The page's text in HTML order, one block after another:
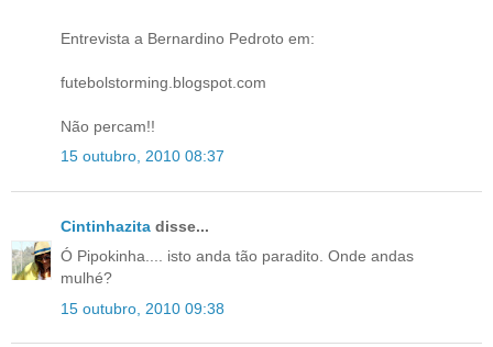
Entrevista a Bernardino Pedroto em:
futebolstorming.blogspot.com
Não percam!!
15 outubro, 2010 08:37
Cintinhazita disse...
Ó Pipokinha.... isto anda tão paradito. Onde andas
mulhé?
15 outubro, 2010 09:38